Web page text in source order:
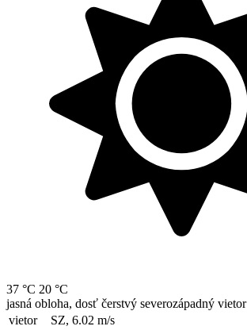
37 °C 20 °C
jasná obloha, dosť čerstvý severozápadný vietor
vietor
SZ, 6.02 m/s